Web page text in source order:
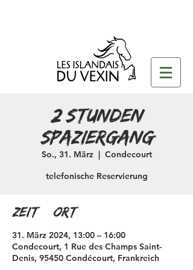
2 Stunden
Spaziergang
So., 31. März
  |
Condecourt
telefonische Reservierung
Zeit & Ort
31. März 2024, 13:00 – 16:00
Condecourt, 1 Rue des Champs Saint-
Denis, 95450 Condécourt, Frankreich